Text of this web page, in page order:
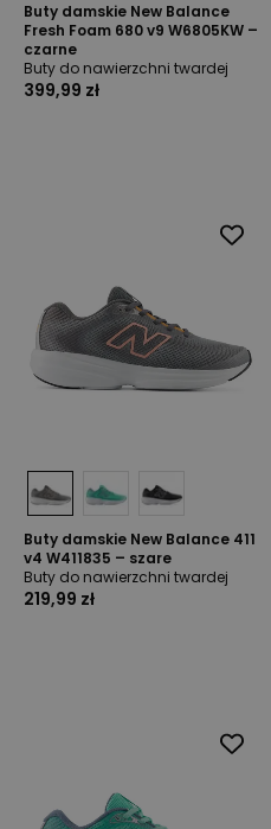
Buty damskie New Balance
Fresh Foam 680 v9 W6805KW –
czarne
Buty do nawierzchni twardej
399,99 zł
Buty damskie New Balance 411
v4 W411835 – szare
Buty do nawierzchni twardej
219,99 zł